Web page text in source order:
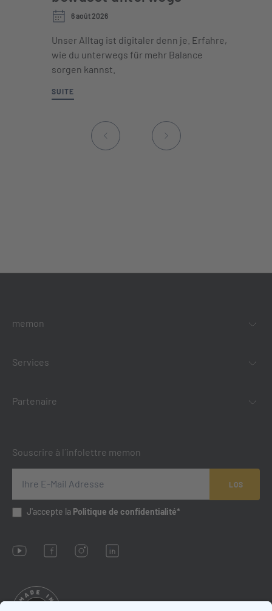
6 août 2026
Unser Alltag ist digitaler denn je. Erfahre,
wie du unterwegs für mehr Balance
sorgen kannst.
SUITE
memon
Services
Partenaire
Souscrire à l´infolettre memon
LOS
J'accepte la Politique de confidentialité*